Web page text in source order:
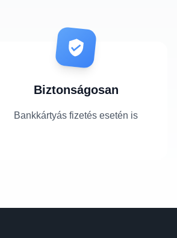
Biztonságosan
Bankkártyás fizetés esetén is